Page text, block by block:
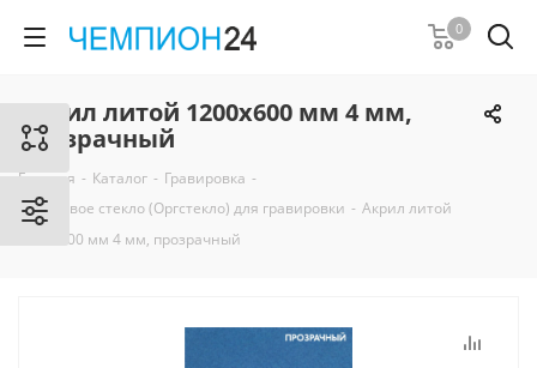
0
Акрил литой 1200х600 мм 4 мм,
прозрачный
Главная - Каталог - Гравировка -
Акриловое стекло (Оргстекло) для гравировки - Акрил литой
1200х600 мм 4 мм, прозрачный